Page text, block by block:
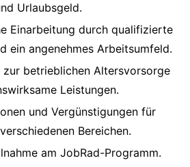
Urlaubsgeld.
Einarbeitung durch qualifizierte
ein angenehmes Arbeitsumfeld.
betrieblichen Altersvorsorge
Leistungen.
und Vergünstigungen für
Bereichen.
am JobRad-Programm.